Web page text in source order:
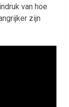
van hoe
zijn